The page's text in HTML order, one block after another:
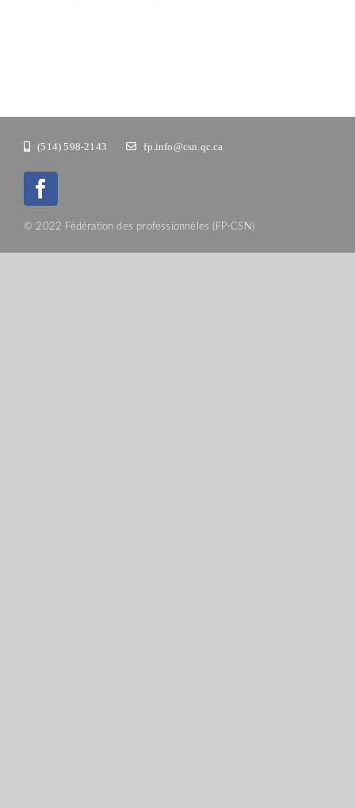
(514) 598-2143 fp.info@csn.qc.ca
© 2022 Fédération des professionnèles (FP-CSN)